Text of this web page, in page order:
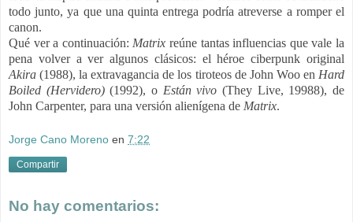
todo junto, ya que una quinta entrega podría atreverse a romper el
canon.
Qué ver a continuación: Matrix reúne tantas influencias que vale la
pena volver a ver algunos clásicos: el héroe ciberpunk original
Akira(1988), la extravagancia de los tiroteos de John Woo en Hard
Boiled (Hervidero)(1992), o Están vivo (They Live, 19988), de
John Carpenter, para una versión alienígena de Matrix.
Jorge Cano Moreno en 7:22
Compartir
No hay comentarios: